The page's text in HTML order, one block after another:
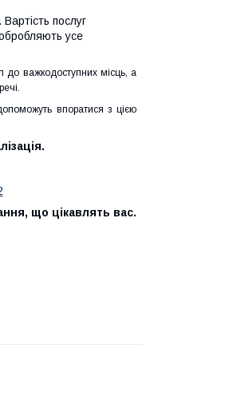
послуг
усе
до важкодоступних місць, а
впоратися з цією
що цікавлять вас.